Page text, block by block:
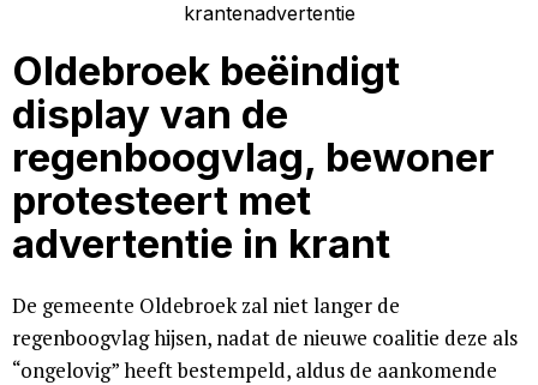
Oldebroek beëindigt
display van de
regenboogvlag, bewoner
protesteert met
advertentie in krant
De gemeente Oldebroek zal niet langer de
regenboogvlag hijsen, nadat de nieuwe coalitie deze als
“ongelovig” heeft bestempeld, aldus de aankomende